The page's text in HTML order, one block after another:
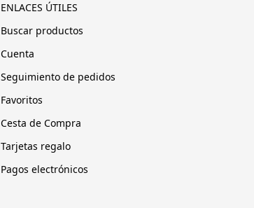
ENLACES ÚTILES
Buscar productos
Cuenta
Seguimiento de pedidos
Favoritos
Cesta de Compra
Tarjetas regalo
Pagos electrónicos